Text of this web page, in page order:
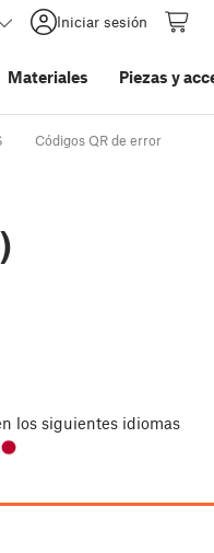
Iniciar sesión
Materiales Piezas y
Códigos QR de error
los siguientes idiomas